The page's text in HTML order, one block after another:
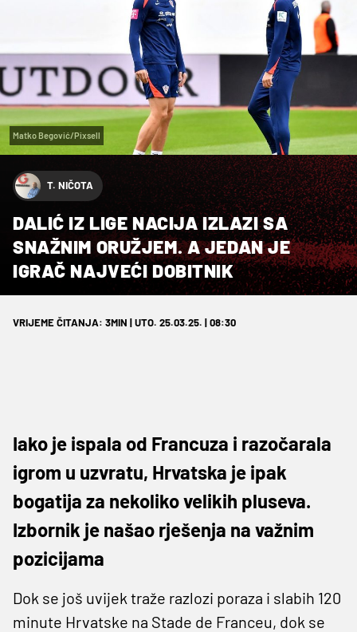
Matko Begović/Pixsell
T. NIČOTA
DALIĆ IZ LIGE NACIJA IZLAZI SA
SNAŽNIM ORUŽJEM. A JEDAN JE
IGRAČ NAJVEĆI DOBITNIK
VRIJEME ČITANJA: 3MIN | UTO. 25.03.25. | 08:30
Iako je ispala od Francuza i razočarala
igrom u uzvratu, Hrvatska je ipak
bogatija za nekoliko velikih pluseva.
Izbornik je našao rješenja na važnim
pozicijama
Dok se još uvijek traže razlozi poraza i slabih 120
minute Hrvatske na Stade de Franceu, dok se